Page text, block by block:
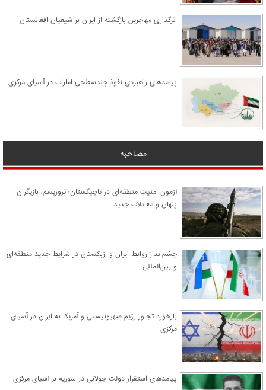
اثرگذاری مهاجرین بازگشته از ایران بر شیعیان افغانستان
پیامدهای راهبردی نفوذ چندسطحی امارات در آسیای مرکزی
مصاحبه
آزمون امنیت منطقه‌ای در تاجیکستان؛ تروریسم، بازیگران
پنهان و معادلات جدید
چشم‌انداز روابط ایران و ازبکستان در شرایط جدید منطقه‌ای
و بین‌المللی
​بازخورد تجاوز رژیم صهیونیستی و آمریکا به ایران در آسیای
مرکزی
پیامدهای استقرار دولت جولانی در سوریه بر آسیای مرکزی